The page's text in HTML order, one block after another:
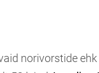
norivorstide